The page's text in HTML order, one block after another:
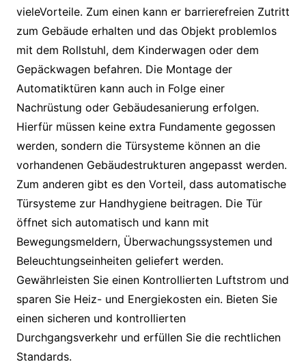
vieleVorteile. Zum einen kann er barrierefreien Zutritt
zum Gebäude erhalten und das Objekt problemlos
mit dem Rollstuhl, dem Kinderwagen oder dem
Gepäckwagen befahren. Die Montage der
Automatiktüren kann auch in Folge einer
Nachrüstung oder Gebäudesanierung erfolgen.
Hierfür müssen keine extra Fundamente gegossen
werden, sondern die Türsysteme können an die
vorhandenen Gebäudestrukturen angepasst werden.
Zum anderen gibt es den Vorteil, dass automatische
Türsysteme zur Handhygiene beitragen. Die Tür
öffnet sich automatisch und kann mit
Bewegungsmeldern, Überwachungssystemen und
Beleuchtungseinheiten geliefert werden.
Gewährleisten Sie einen Kontrollierten Luftstrom und
sparen Sie Heiz- und Energiekosten ein. Bieten Sie
einen sicheren und kontrollierten
Durchgangsverkehr und erfüllen Sie die rechtlichen
Standards.